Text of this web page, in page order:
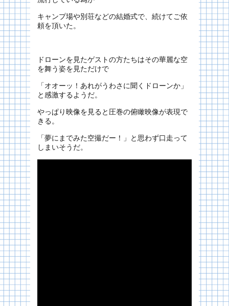
キャンプ場や別荘などの結婚式で、続けてご依
頼を頂いた。
ドローンを見たゲストの方たちはその華麗な空
を舞う姿を見ただけで
「オオーッ！あれがうわさに聞くドローンか」
と感激するようだ。
やっぱり映像を見ると圧巻の俯瞰映像が表現で
きる。
「夢にまでみた空撮だー！」と思わず口走って
しまいそうだ。